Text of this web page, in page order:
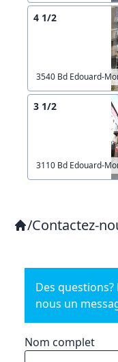
4 1/2
3540 Bd Edouard-
3 1/2
3110 Bd Edouard-
/Contactez-
Des
nous un
Nom complet